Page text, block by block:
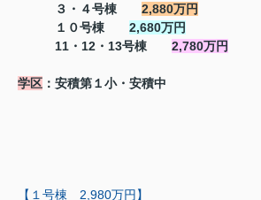
３・４号棟 2,880万円
１０号棟 2,680万円
11・12・13号棟 2,780万円
学区 ：安積第１小・安積中
【１号棟 2,980万円】